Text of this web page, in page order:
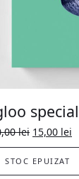
lei Prețul
inițial
a
fost:
15,00 lei
STOC EPUIZAT